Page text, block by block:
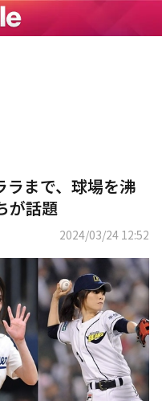
ラまで、球場を沸
が話題
2024/03/24 12:52